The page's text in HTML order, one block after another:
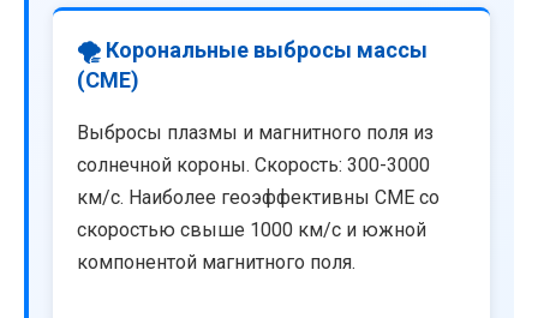
🌪️ Корональные выбросы массы
(CME)
Выбросы плазмы и магнитного поля из
солнечной короны. Скорость: 300-3000
км/с. Наиболее геоэффективны CME со
скоростью свыше 1000 км/с и южной
компонентой магнитного поля.